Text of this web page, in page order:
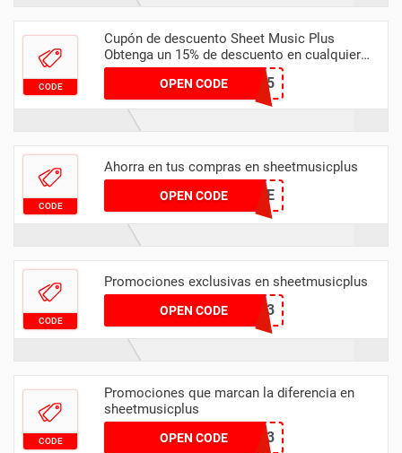
CODE
Cupón de descuento Sheet Music Plus
Obtenga un 15% de descuento en cualquier
pedido
OPEN CODETUNE15
CODE
Ahorra en tus compras en sheetmusicplus
OPEN CODETREBLE
CODE
Promociones exclusivas en sheetmusicplus
OPEN CODEVIERNE23
CODE
Promociones que marcan la diferencia en
sheetmusicplus
OPEN CODE
MARCATO23